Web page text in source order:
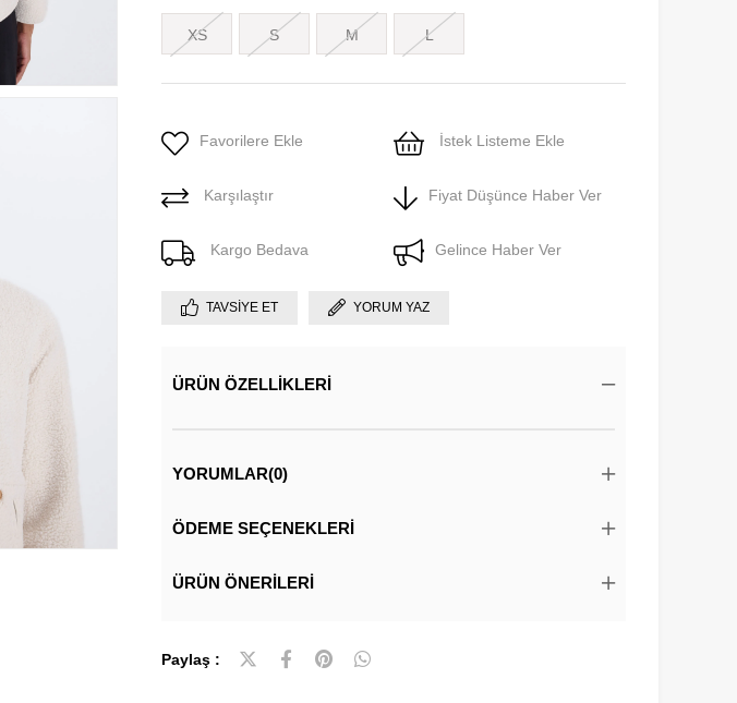
XS S M L
Favorilere Ekle İstek Listeme Ekle
Karşılaştır Fiyat Düşünce Haber Ver
Kargo Bedava Gelince Haber Ver
TAVSIYE ET YORUM YAZ
ÜRÜN ÖZELLIKLERI
YORUMLAR(0)
ÖDEME SEÇENEKLERI
ÜRÜN ÖNERILERI
Paylaş :